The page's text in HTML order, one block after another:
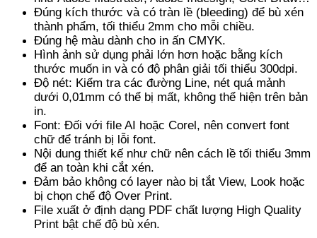
Đúng kích thước và có tràn lề (bleeding) để bù xén
thành phẩm, tối thiểu 2mm cho mỗi chiều.
Đúng hệ màu dành cho in ấn CMYK.
Hình ảnh sử dụng phải lớn hơn hoặc bằng kích
thước muốn in và có độ phân giải tối thiểu 300dpi.
Độ nét: Kiểm tra các đường Line, nét quá mảnh
dưới 0,01mm có thể bị mất, không thể hiện trên bản
in.
Font: Đối với file AI hoặc Corel, nên convert font
chữ để tránh bị lỗi font.
Nội dung thiết kế như chữ nên cách lề tối thiểu 3mm
để an toàn khi cắt xén.
Đảm bảo không có layer nào bị tắt View, Look hoặc
bị chọn chế độ Over Print.
File xuất ở định dạng PDF chất lượng High Quality
Print bật chế độ bù xén.